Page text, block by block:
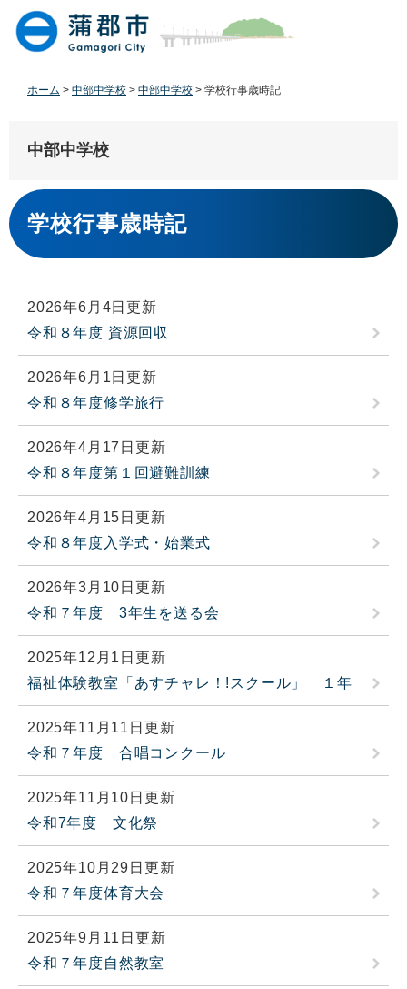
へ
ホーム > 中部中学校 > 中部中学校 > 学校行事歳時記
中部中学校
本
文
学校行事歳時記
2026年6月4日更新
令和８年度 資源回収
2026年6月1日更新
令和８年度修学旅行
2026年4月17日更新
令和８年度第１回避難訓練
2026年4月15日更新
令和８年度入学式・始業式
2026年3月10日更新
令和７年度 3年生を送る会
2025年12月1日更新
福祉体験教室「あすチャレ！!スクール」 １年
2025年11月11日更新
令和７年度 合唱コンクール
2025年11月10日更新
令和7年度 文化祭
2025年10月29日更新
令和７年度体育大会
2025年9月11日更新
令和７年度自然教室